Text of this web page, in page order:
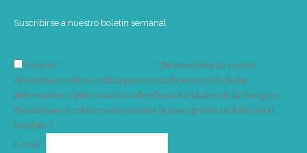
Suscribirse a nuestro boletín semanal
Acepto
Su dirección de correo
electrónico solo se utiliza para enviarle nuestro boletín
informativo e información sobre las actividades de la Vorágine.
Puede usar el enlace para cancelar la suscripción incluido en el
boletín. >
E-mail*